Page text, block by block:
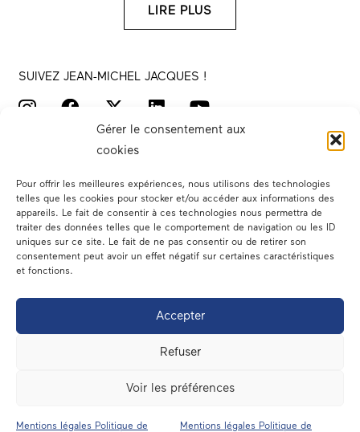
Gérer le consentement aux
cookies
Pour offrir les meilleures expériences, nous utilisons des technologies
telles que les cookies pour stocker et/ou accéder aux informations des
appareils. Le fait de consentir à ces technologies nous permettra de
traiter des données telles que le comportement de navigation ou les ID
uniques sur ce site. Le fait de ne pas consentir ou de retirer son
consentement peut avoir un effet négatif sur certaines caractéristiques
et fonctions.
Accepter
Refuser
Voir les préférences
Mentions légales Politique de Mentions légales Politique de
LIRE PLUS
SUIVEZ JEAN-MICHEL JACQUES !
Votre député
Dans les médias
En circonscription
A l’assemblée
Contact